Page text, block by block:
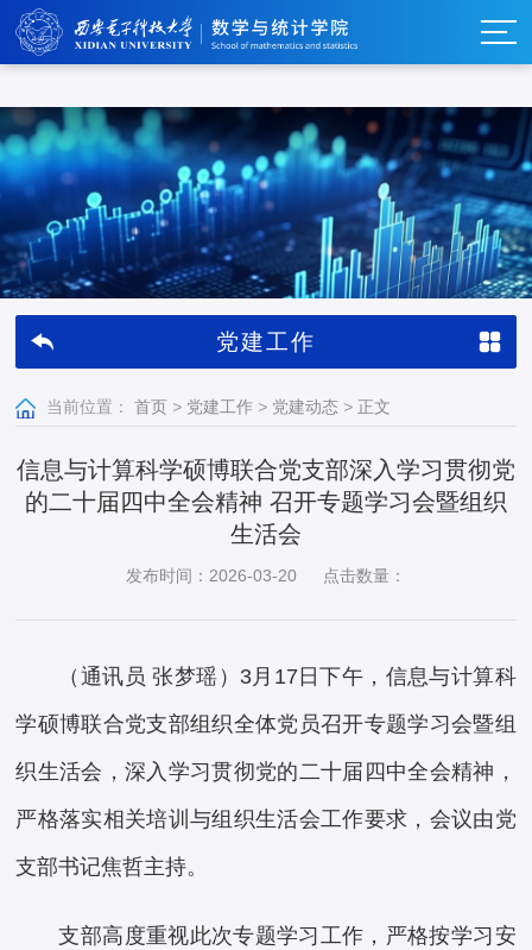
w66利来_w66利来·(集团)官方-首页
党建工作
当前位置： 首页 > 党建工作 > 党建动态 > 正文
信息与计算科学硕博联合党支部深入学习贯彻党
的二十届四中全会精神 召开专题学习会暨组织
生活会
发布时间：2026-03-20 点击数量：
（通讯员 张梦瑶）3月17日下午，信息与计算科
学硕博联合党支部组织全体党员召开专题学习会暨组
织生活会，深入学习贯彻党的二十届四中全会精神，
严格落实相关培训与组织生活会工作要求，会议由党
支部书记焦哲主持。
支部高度重视此次专题学习工作，严格按学习安